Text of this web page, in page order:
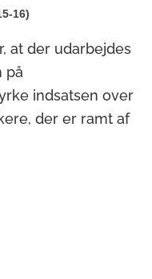
16)
at der udarbejdes
på
indsatsen over
der er ramt af